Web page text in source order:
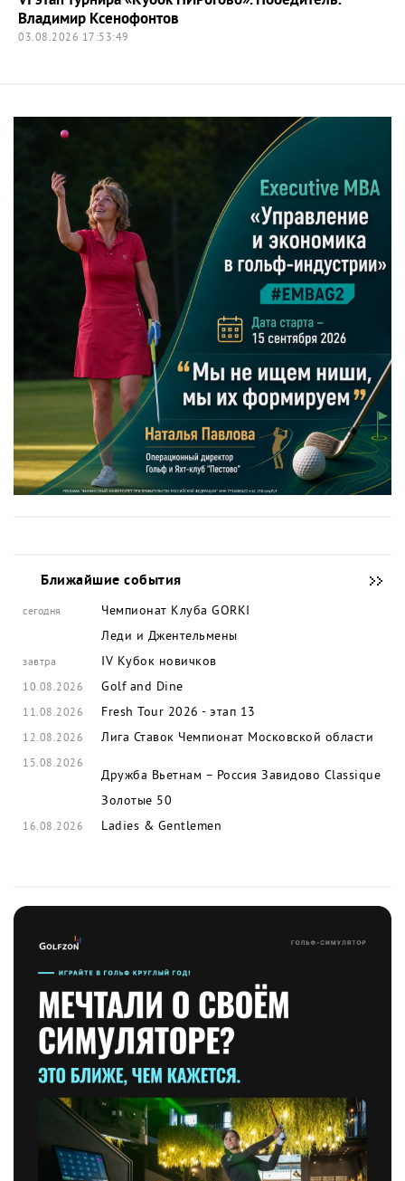
Владимир Ксенофонтов
03.08.2026 17:53:49
Ближайшие события
сегодня
Чемпионат Клуба GORKI
Леди и Джентельмены
завтра IV Кубок новичков
10.08.2026 Golf and Dine
11.08.2026 Fresh Tour 2026 - этап 13
12.08.2026 Лига Ставок Чемпионат Московской области
15.08.2026
Дружба Вьетнам – Россия Завидово Classique
Золотые 50
16.08.2026 Ladies & Gentlemen